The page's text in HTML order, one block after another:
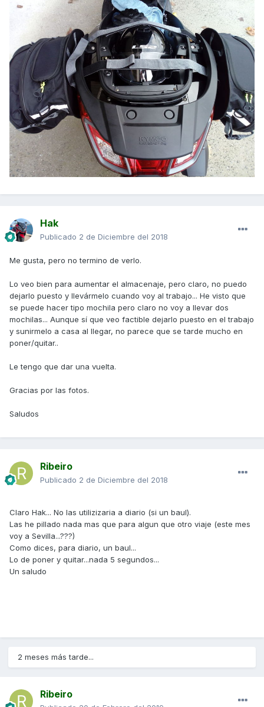
Hak
Publicado 2 de Diciembre del 2018
Me gusta, pero no termino de verlo.
Lo veo bien para aumentar el almacenaje, pero claro, no puedo
dejarlo puesto y llevármelo cuando voy al trabajo... He visto que
se puede hacer tipo mochila pero claro no voy a llevar dos
mochilas... Aunque sí que veo factible dejarlo puesto en el trabajo
y sunirmelo a casa al llegar, no parece que se tarde mucho en
poner/quitar..
Le tengo que dar una vuelta.
Gracias por las fotos.
Saludos
Ribeiro
Publicado 2 de Diciembre del 2018
Claro Hak... No las utilizizaria a diario (si un baul).
Las he pillado nada mas que para algun que otro viaje (este mes
voy a Sevilla...???)
Como dices, para diario, un baul...
Lo de poner y quitar...nada 5 segundos...
Un saludo
2 meses más tarde...
Ribeiro